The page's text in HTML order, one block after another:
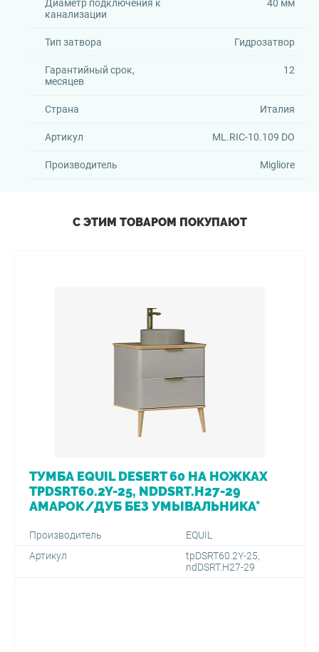
Диаметр подключения к
канализации
40 мм
Тип затвора Гидрозатвор
Гарантийный срок,
месяцев
12
Страна Италия
Артикул ML.RIC-10.109 DO
Производитель Migliore
С ЭТИМ ТОВАРОМ ПОКУПАЮТ
ТУМБА EQUIL DESERT 60 НА НОЖКАХ
TPDSRT60.2Y-25, NDDSRT.H27-29
АМАРОК/ДУБ БЕЗ УМЫВАЛЬНИКА*
Производитель
EQUIL
Артикул
tpDSRT60.2Y-25,
ndDSRT.H27-29